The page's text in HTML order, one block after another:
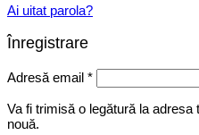
Ai uitat parola?
Înregistrare
Adresă email *Obligatoriu
Va fi trimisă o legătură la
nouă.